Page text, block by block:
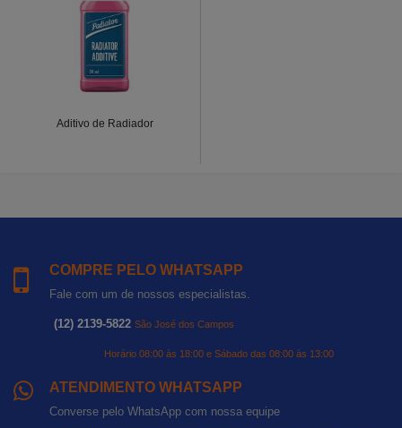
Aditivo de Radiador
COMPRE PELO WHATSAPP
Fale com um de nossos especialistas.
(12) 2139-5822 São José dos Campos
Horário 08:00 às 18:00 e Sábado das 08:00 às 13:00
ATENDIMENTO WHATSAPP
Converse pelo WhatsApp com nossa equipe